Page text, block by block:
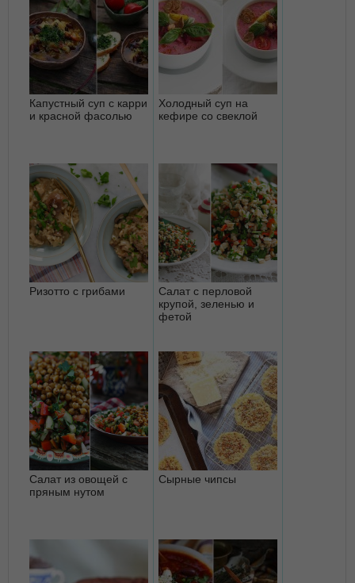
Капустный суп с карри
и красной фасолью
Холодный суп на
кефире со свеклой
Ризотто с грибами
Салат с перловой
крупой, зеленью и
фетой
Салат из овощей с
пряным нутом
Сырные чипсы